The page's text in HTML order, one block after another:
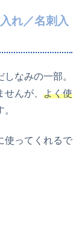
れ／名刺入
なみの一部。
んが、 よく使
使ってくれるで